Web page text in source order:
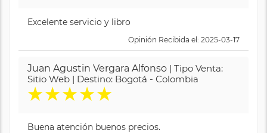
Excelente servicio y libro
Opinión Recibida el: 2025-03-17
Juan Agustin Vergara Alfonso | Tipo Venta:
Sitio Web | Destino: Bogotá - Colombia
★★★★★
Buena atención buenos precios.